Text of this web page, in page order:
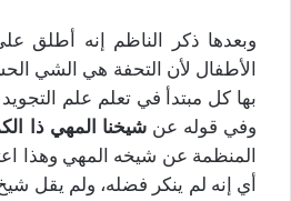
وبعدها ذكر الناظم إنه أطلق
الأطفال لأن التحفة هي الشي
بها كل مبتدأ في تعلم علم
وفي قوله عنشيخنا المهي ذا
المنظمة عن شيخه المهي وهذا
أي إنه لم ينكر فضله، ولم يقل